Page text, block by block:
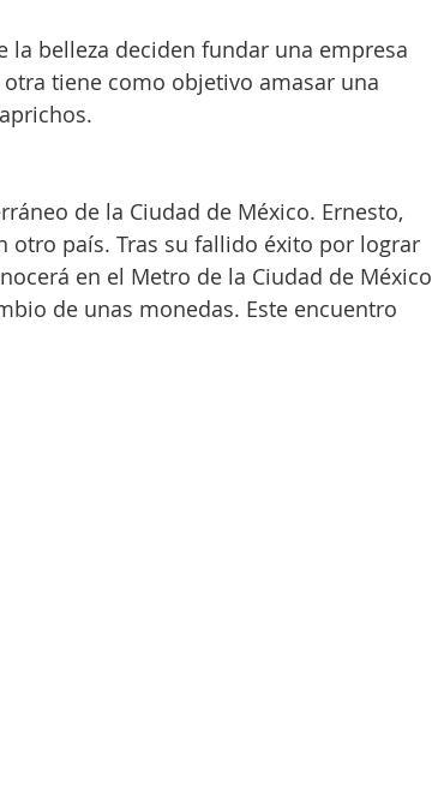
belleza deciden fundar una empresa
tiene como objetivo amasar una
de la Ciudad de México. Ernesto,
otro país. Tras su fallido éxito por lograr
en el Metro de la Ciudad de México
de unas monedas. Este encuentro